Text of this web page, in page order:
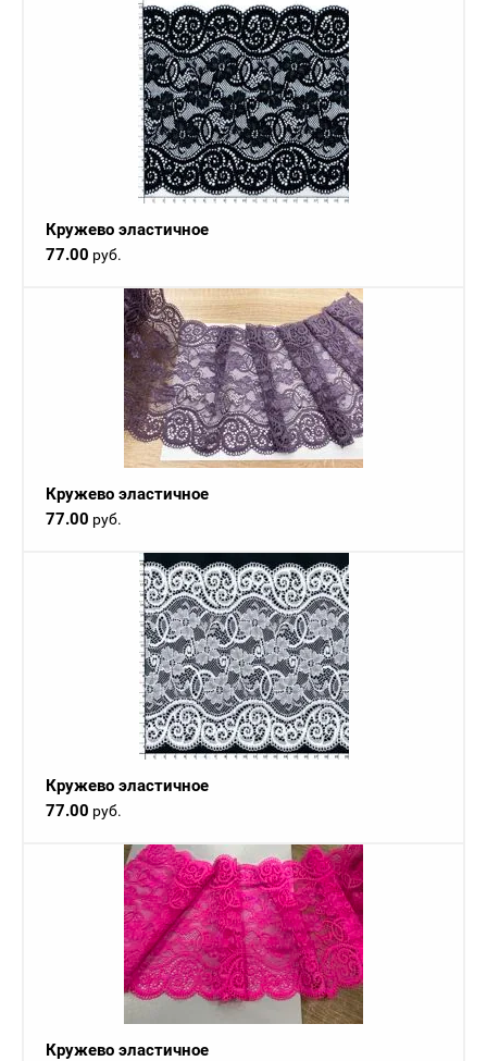
Кружево эластичное
77.00 руб.
Кружево эластичное
77.00 руб.
Кружево эластичное
77.00 руб.
Кружево эластичное